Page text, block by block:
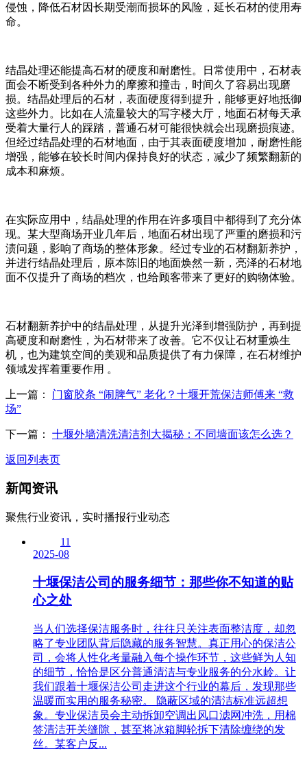
侵蚀，降低石材因长期受潮而损坏的风险，延长石材的使用寿
命。​
结晶处理还能提高石材的硬度和耐磨性。日常使用中，石材表
面会不断受到各种外力的摩擦和撞击，时间久了容易出现磨
损。结晶处理后的石材，表面硬度得到提升，能够更好地抵御
这些外力。比如在人流量较大的写字楼大厅，地面石材每天承
受着大量行人的踩踏，普通石材可能很快就会出现磨损痕迹。
但经过结晶处理的石材地面，由于其表面硬度增加，耐磨性能
增强，能够在较长时间内保持良好的状态，减少了频繁翻新的
成本和麻烦。​
在实际应用中，结晶处理的作用在许多项目中都得到了充分体
现。某大型商场开业几年后，地面石材出现了严重的磨损和污
渍问题，影响了商场的整体形象。经过专业的石材翻新养护，
并进行结晶处理后，原本陈旧的地面焕然一新，亮泽的石材地
面不仅提升了商场的档次，也给顾客带来了更好的购物体验。​
石材翻新养护中的结晶处理，从提升光泽到增强防护，再到提
高硬度和耐磨性，为石材带来了改善。它不仅让石材重焕生
机，也为建筑空间的美观和品质提供了有力保障，在石材维护
领域发挥着重要作用 。
上一篇： 门窗胶条 “闹脾气” 老化？十堰开荒保洁师傅来 “救
场”
下一篇： 十堰外墙清洗清洁剂大揭秘：不同墙面该怎么选？​
返回列表页
新闻资讯
聚焦行业资讯，实时播报行业动态
11
2025-08
十堰保洁公司的服务细节：那些你不知道的贴
心之处
当人们选择保洁服务时，往往只关注表面整洁度，却忽
略了专业团队背后隐藏的服务智慧。真正用心的保洁公
司，会将人性化考量融入每个操作环节，这些鲜为人知
的细节，恰恰是区分普通清洁与专业服务的分水岭。让
我们跟着十堰保洁公司走进这个行业的幕后，发现那些
温暖而实用的服务秘密。 隐蔽区域的清洁标准远超想
象。专业保洁员会主动拆卸空调出风口滤网冲洗，用棉
签清洁开关缝隙，甚至将冰箱脚轮拆下清除缠绕的发
丝。某客户反...